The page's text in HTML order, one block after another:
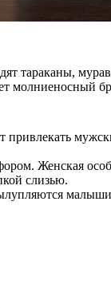
тараканы,
молниеносный
Женская
слизью.
малыши